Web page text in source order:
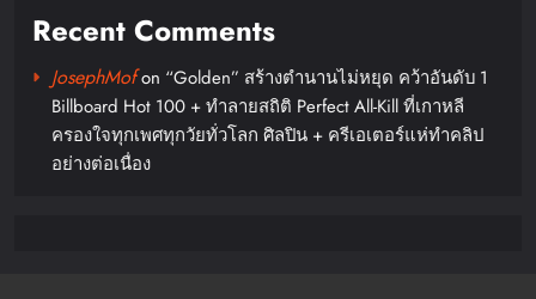
DAYS™ 2026 เทศกาลโมโตไลฟ์
สไตล์ที่นักขี่ทั่วเอเชียรอคอย
chillandfin 2 days ago
Recent Comments
JosephMofon “Golden” สร้างตำนานไม่หยุด คว้าอันดับ 1
Billboard Hot 100 + ทำลายสถิติ Perfect All-Kill ที่เกาหลี
ครองใจทุกเพศทุกวัยทั่วโลก ศิลปิน + ครีเอเตอร์แห่ทำคลิป
อย่างต่อเนื่อง